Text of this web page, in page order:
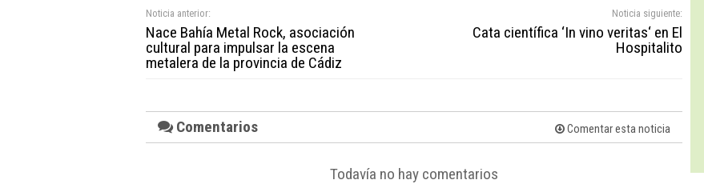
Noticia anterior:
Nace Bahía Metal Rock, asociación
cultural para impulsar la escena
metalera de la provincia de Cádiz
Noticia siguiente:
Cata científica ‘In vino veritas‘ en El
Hospitalito
Comentarios Comentar esta noticia
Todavía no hay comentarios